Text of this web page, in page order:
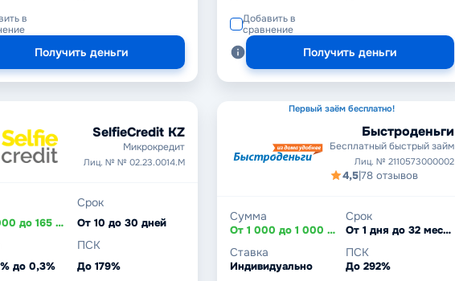
в
Получить деньги
Добавить в
сравнение
Получить деньги
SelfieCredit KZ
Микрокредит
Лиц. № № 02.23.0014.М
От 20 000 до 165 000 ₸
Срок
От 10 до 30 дней
до 0,3%
ПСК
До 179%
Первый заём бесплатно!
Быстроденьги
Бесплатный быстрый займ
Лиц. № 2110573000002
4,5|78 отзывов
Сумма
От 1 000 до 1 000 000 ₽
Срок
От 1 дня до 32 месяцев
Ставка
Индивидуально
ПСК
До 292%